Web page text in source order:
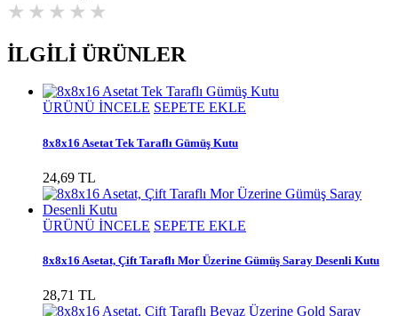
İLGİLİ ÜRÜNLER
ÜRÜNÜ İNCELE SEPETE EKLE
8x8x16 Asetat Tek Taraflı Gümüş Kutu
24,69 TL
ÜRÜNÜ İNCELE SEPETE EKLE
8x8x16 Asetat, Çift Taraflı Mor Üzerine Gümüş Saray Desenli Kutu
28,71 TL